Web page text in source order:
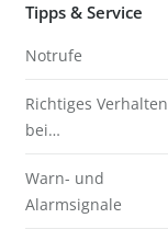
Tipps & Service
Notrufe
Richtiges Verhalten
bei…
Warn- und
Alarmsignale